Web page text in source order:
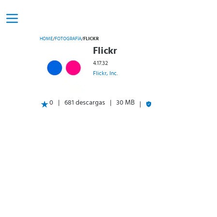
HOME/FOTOGRAFÍA/ FLICKR
Flickr
4.17.32
Flickr, Inc.
0 681 descargas 30 MB